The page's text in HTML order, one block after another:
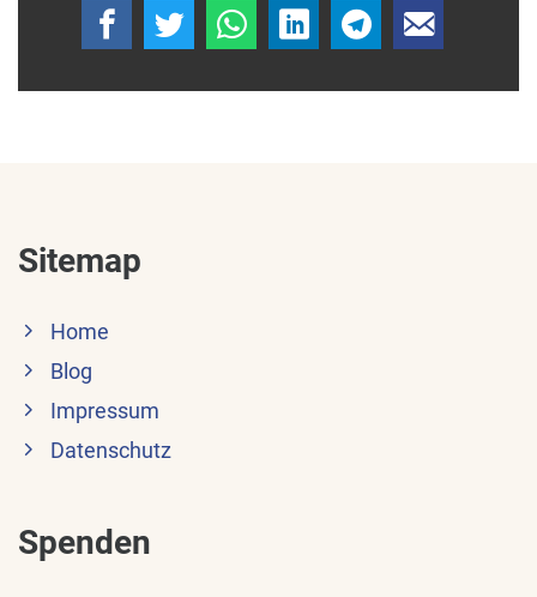
Sitemap
Home
Blog
Impressum
Datenschutz
Spenden